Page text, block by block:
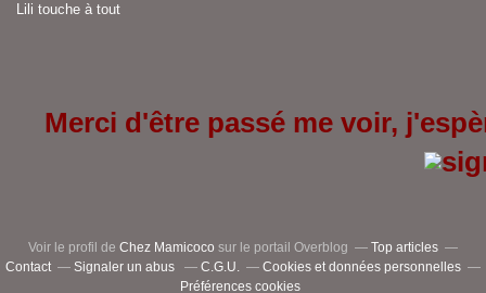
Lili touche à tout
Merci d'être passé me voir,
Voir le profil de Chez Mamicoco sur le portail Overblog
Top articles
Contact
Signaler un abus C.G.U.
Cookies et données personnelles
Préférences cookies